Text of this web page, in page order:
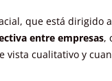
que está dirigido
entre empresas,
vista cualitativo y